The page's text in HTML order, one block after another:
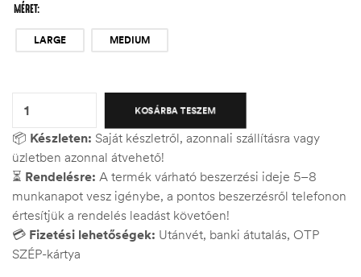
MÉRET
LARGE MEDIUM
KOSÁRBA TESZEM
📦 Készleten: Saját készletről, azonnali szállításra vagy
üzletben azonnal átvehető!
⏳ Rendelésre: A termék várható beszerzési ideje 5–8
munkanapot vesz igénybe, a pontos beszerzésről telefonon
értesítjük a rendelés leadást követően!
💳 Fizetési lehetőségek: Utánvét, banki átutalás, OTP
SZÉP-kártya